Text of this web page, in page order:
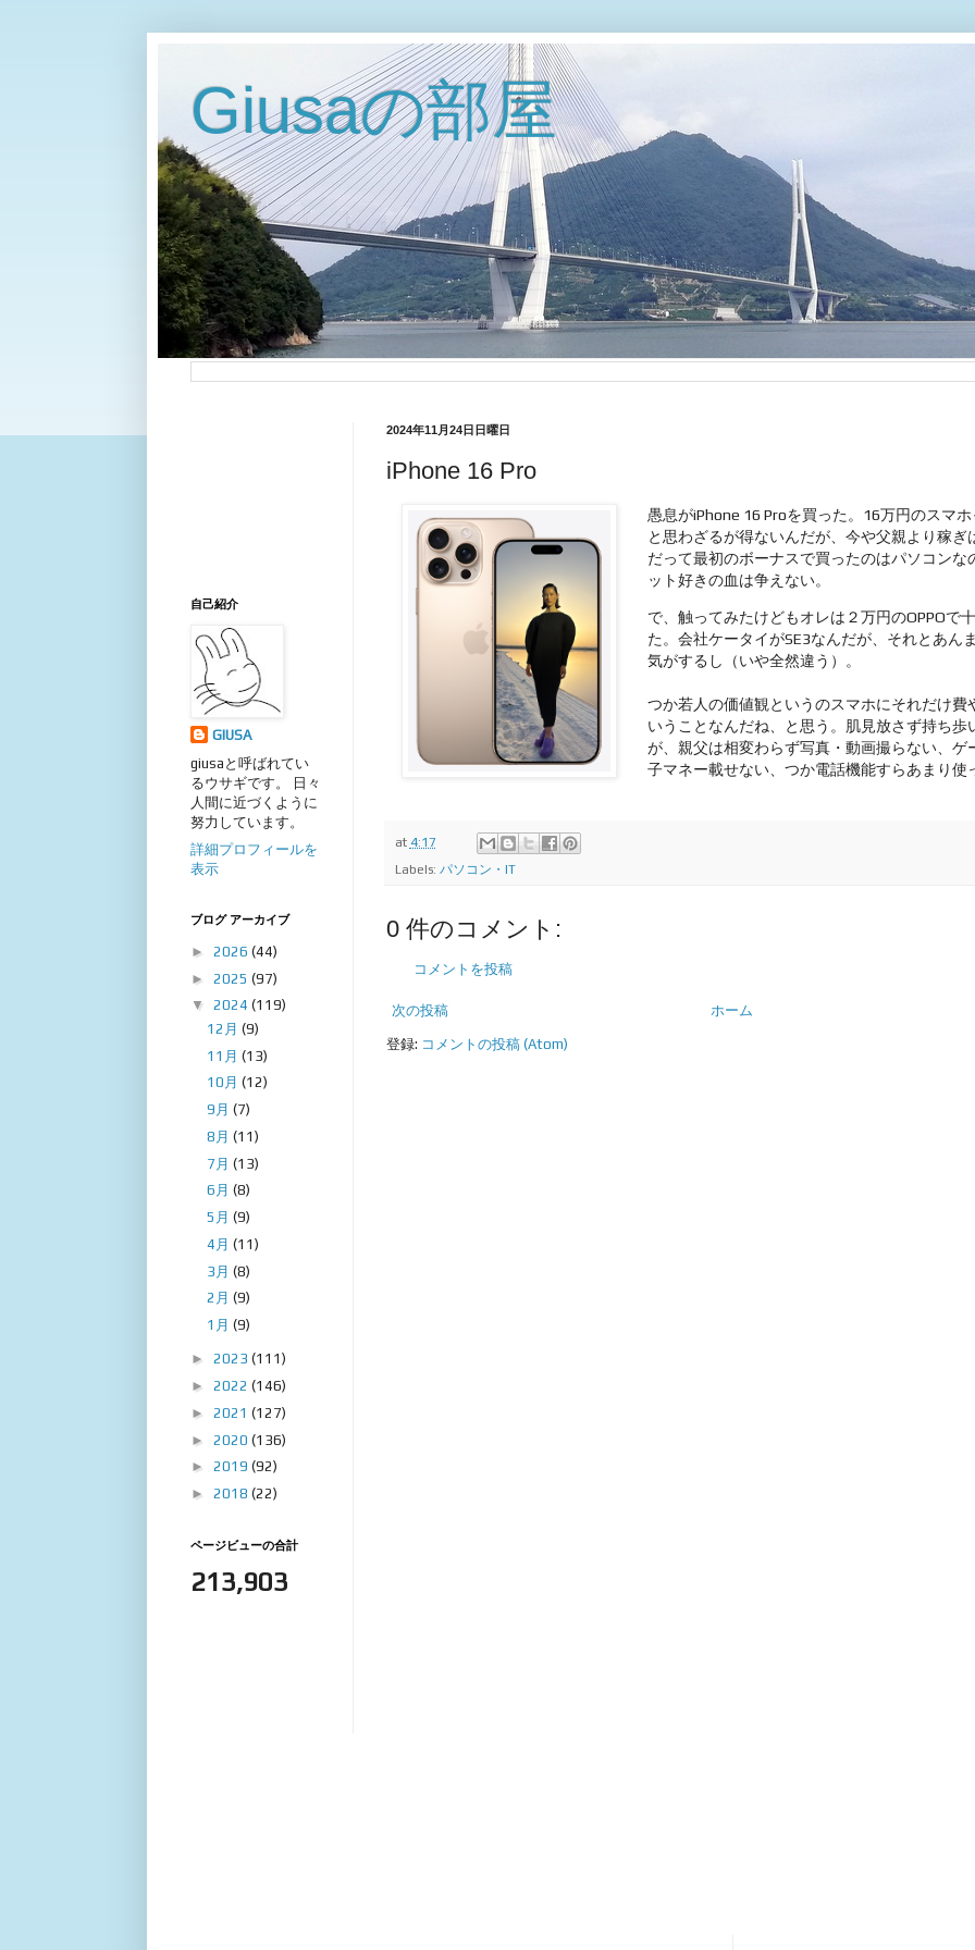
Giusaの部屋
2024年11月24日日曜日
iPhone 16 Pro
愚息がiPhone 16 Proを買った。16万円のスマ
と思わざるが得ないんだが、今や父親より稼ぎ
だって最初のボーナスで買ったのはパソコンな
ット好きの血は争えない。
で、触ってみたけどもオレは２万円のOPPOで
た。会社ケータイがSE3なんだが、それとあん
気がするし（いや全然違う）。
つか若人の価値観というのスマホにそれだけ費
いうことなんだね、と思う。肌見放さず持ち歩
が、親父は相変わらず写真・動画撮らない、ゲ
子マネー載せない、つか電話機能すらあまり使
at 4:17
Labels: パソコン・IT
0 件のコメント:
コメントを投稿
次の投稿 ホーム
登録: コメントの投稿 (Atom)
自己紹介
GIUSA
giusaと呼ばれてい
るウサギです。 日々
人間に近づくように
努力しています。
詳細プロフィールを
表示
ブログ アーカイブ
► 2026 (44)
► 2025 (97)
▼ 2024 (119)
12月(9)
11月(13)
10月(12)
9月(7)
8月(11)
7月(13)
6月(8)
5月(9)
4月(11)
3月(8)
2月(9)
1月(9)
► 2023 (111)
► 2022 (146)
► 2021 (127)
► 2020 (136)
► 2019 (92)
► 2018 (22)
ページビューの合計
213,903